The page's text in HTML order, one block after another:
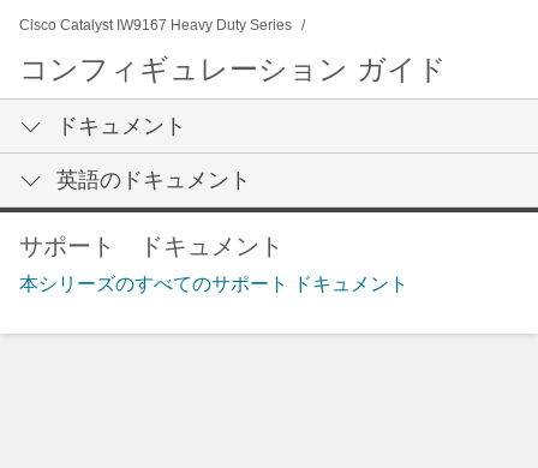
Cisco Catalyst IW9167 Heavy Duty Series
コンフィギュレーション ガイド
ドキュメント
英語のドキュメント
サポート ドキュメント
本シリーズのすべてのサポート ドキュメント